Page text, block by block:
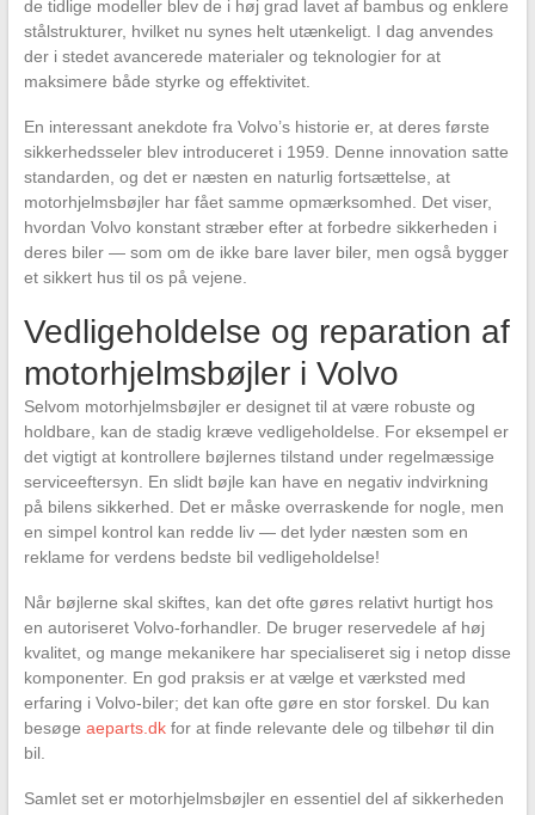
de tidlige modeller blev de i høj grad lavet af bambus og enklere
stålstrukturer, hvilket nu synes helt utænkeligt. I dag anvendes
der i stedet avancerede materialer og teknologier for at
maksimere både styrke og effektivitet.
En interessant anekdote fra Volvo’s historie er, at deres første
sikkerhedsseler blev introduceret i 1959. Denne innovation satte
standarden, og det er næsten en naturlig fortsættelse, at
motorhjelmsbøjler har fået samme opmærksomhed. Det viser,
hvordan Volvo konstant stræber efter at forbedre sikkerheden i
deres biler — som om de ikke bare laver biler, men også bygger
et sikkert hus til os på vejene.
Vedligeholdelse og reparation af
motorhjelmsbøjler i Volvo
Selvom motorhjelmsbøjler er designet til at være robuste og
holdbare, kan de stadig kræve vedligeholdelse. For eksempel er
det vigtigt at kontrollere bøjlernes tilstand under regelmæssige
serviceeftersyn. En slidt bøjle kan have en negativ indvirkning
på bilens sikkerhed. Det er måske overraskende for nogle, men
en simpel kontrol kan redde liv — det lyder næsten som en
reklame for verdens bedste bil vedligeholdelse!
Når bøjlerne skal skiftes, kan det ofte gøres relativt hurtigt hos
en autoriseret Volvo-forhandler. De bruger reservedele af høj
kvalitet, og mange mekanikere har specialiseret sig i netop disse
komponenter. En god praksis er at vælge et værksted med
erfaring i Volvo-biler; det kan ofte gøre en stor forskel. Du kan
besøge aeparts.dkfor at finde relevante dele og tilbehør til din
bil.
Samlet set er motorhjelmsbøjler en essentiel del af sikkerheden